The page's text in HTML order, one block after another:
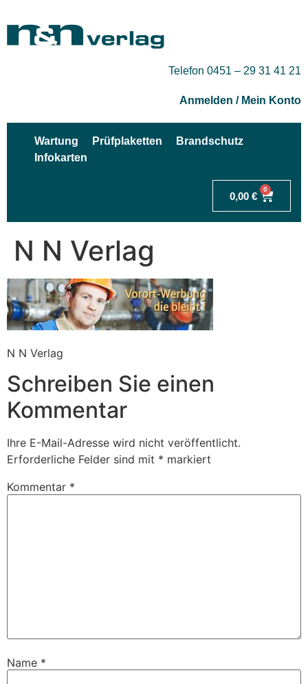
Telefon 0451 – 29 31 41 21
Anmelden / Mein Konto
Wartung Prüfplaketten
Brandschutz
Infokarten
0,00 €
0
N N Verlag
N N Verlag
Schreiben Sie einen
Kommentar
Ihre E-Mail-Adresse wird nicht veröffentlicht.
Erforderliche Felder sind mit * markiert
Kommentar *
Name *